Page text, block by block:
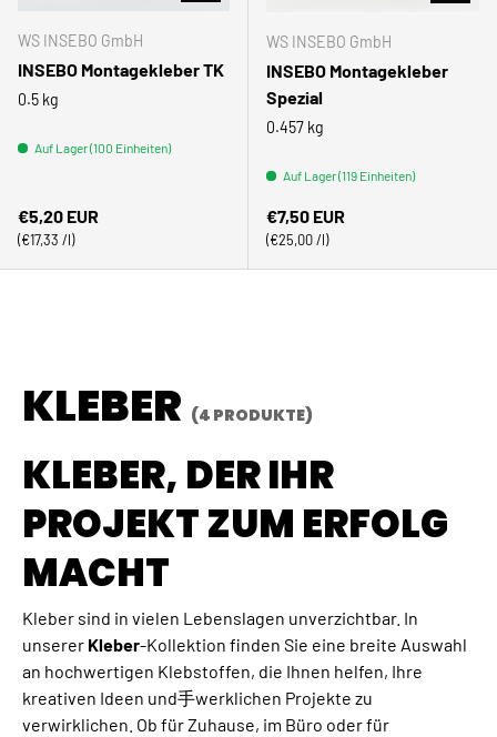
WS INSEBO GmbH
INSEBO Montagekleber TK
0.5 kg
Auf Lager (100 Einheiten)
Normaler Preis
€5,20 EUR
Grundpreis
€17,33 /l
WS INSEBO GmbH
INSEBO Montagekleber
Spezial
0.457 kg
Auf Lager (119 Einheiten)
Normaler Preis
€7,50 EUR
Grundpreis
€25,00 /l
KLEBER (4 PRODUKTE)
KLEBER, DER IHR
PROJEKT ZUM ERFOLG
MACHT
Kleber sind in vielen Lebenslagen unverzichtbar. In
unserer Kleber-Kollektion finden Sie eine breite Auswahl
an hochwertigen Klebstoffen, die Ihnen helfen, Ihre
kreativen Ideen und手werklichen Projekte zu
verwirklichen. Ob für Zuhause, im Büro oder für